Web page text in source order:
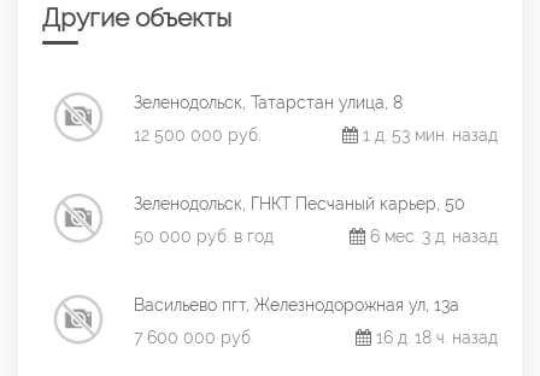
Другие объекты
Зеленодольск, Татарстан улица, 8
12 500 000 руб.
1 д. 53 мин. назад
Зеленодольск, ГНКТ Песчаный карьер, 50
50 000 руб. в год
6 мес. 3 д. назад
Васильево пгт, Железнодорожная ул, 13а
7 600 000 руб.
16 д. 18 ч. назад